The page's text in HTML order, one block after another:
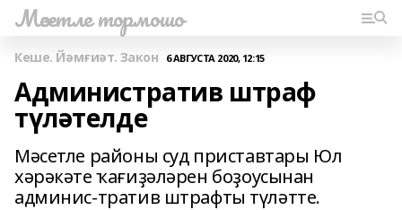
Мәсетле тормошо
Кеше. Йәмғиәт. Закон 6 АВГУСТА 2020, 12:15
Административ штраф
түләтелде
Мәсетле районы суд приставтары Юл
хәрәкәте ҡағиҙәләрен боҙоусынан
админис-тратив штрафты түләтте.